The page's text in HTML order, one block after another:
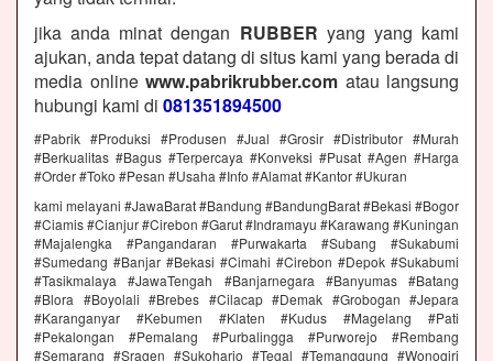
jika anda minat dengan RUBBER yang yang kami
ajukan, anda tepat datang di situs kami yang berada di
media online www.pabrikrubber.com atau langsung
hubungi kami di 081351894500
#Pabrik #Produksi #Produsen #Jual #Grosir #Distributor #Murah
#Berkualitas #Bagus #Terpercaya #Konveksi #Pusat #Agen #Harga
#Order #Toko #Pesan #Usaha #Info #Alamat #Kantor #Ukuran
kami melayani #JawaBarat #Bandung #BandungBarat #Bekasi #Bogor
#Ciamis #Cianjur #Cirebon #Garut #Indramayu #Karawang #Kuningan
#Majalengka #Pangandaran #Purwakarta #Subang #Sukabumi
#Sumedang #Banjar #Bekasi #Cimahi #Cirebon #Depok #Sukabumi
#Tasikmalaya #JawaTengah #Banjarnegara #Banyumas #Batang
#Blora #Boyolali #Brebes #Cilacap #Demak #Grobogan #Jepara
#Karanganyar #Kebumen #Klaten #Kudus #Magelang #Pati
#Pekalongan #Pemalang #Purbalingga #Purworejo #Rembang
#Semarang #Sragen #Sukoharjo #Tegal #Temanggung #Wonogiri